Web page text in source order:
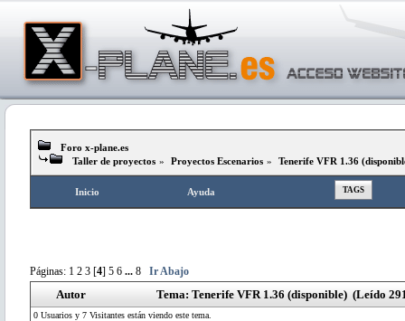
Foro x-plane.es
Taller de proyectos » Proyectos Escenarios » Tenerife VFR 1.36
Inicio Ayuda TAGS
Páginas: 1 2 3 [4] 5 6 ... 8 Ir Abajo
Autor Tema: Tenerife VFR 1.36 (disponible) (Leído
0 Usuarios y 7 Visitantes están viendo este tema.